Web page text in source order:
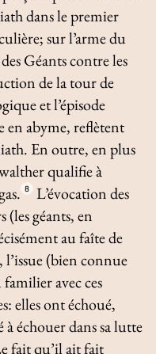
dans le premier
sur l’arme du
Géants contre les
de la tour de
et l’épisode
en abyme, reflètent
En outre, en plus
qualifie à
. 8
L’évocation des
(les géants, en
au faîte de
(bien connue
avec ces
elles ont échoué,
échouer dans sa lutte
fait qu’il ait fait